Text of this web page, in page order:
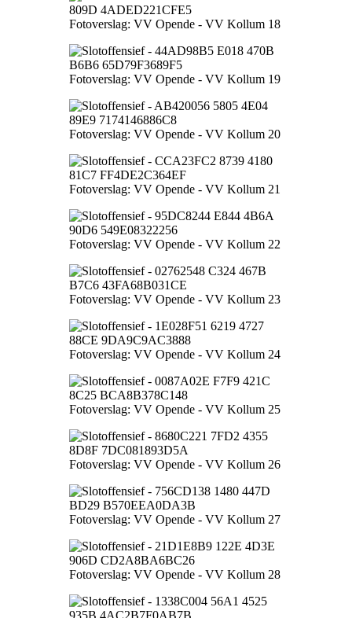
Fotoverslag: VV Opende - VV Kollum 18
Fotoverslag: VV Opende - VV Kollum 19
Fotoverslag: VV Opende - VV Kollum 20
Fotoverslag: VV Opende - VV Kollum 21
Fotoverslag: VV Opende - VV Kollum 22
Fotoverslag: VV Opende - VV Kollum 23
Fotoverslag: VV Opende - VV Kollum 24
Fotoverslag: VV Opende - VV Kollum 25
Fotoverslag: VV Opende - VV Kollum 26
Fotoverslag: VV Opende - VV Kollum 27
Fotoverslag: VV Opende - VV Kollum 28